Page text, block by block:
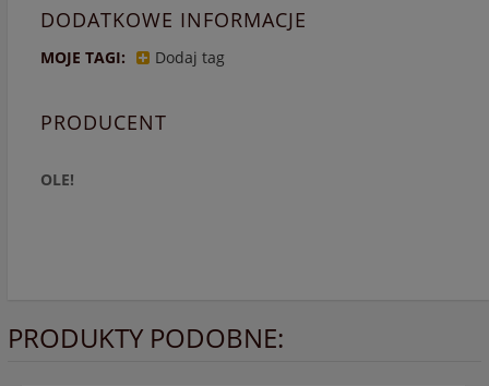
DODATKOWE INFORMACJE
MOJE TAGI: Dodaj tag
PRODUCENT
OLE!
PRODUKTY PODOBNE: